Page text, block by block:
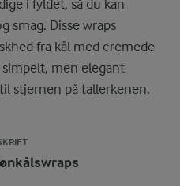
i fyldet, så du kan
smag. Disse wraps
fra kål med cremede
men elegant
stjernen på tallerkenen.